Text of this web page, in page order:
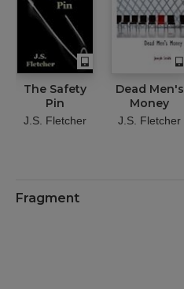
The Safety
Pin
J.S. Fletcher
Dead Men's
Money
J.S. Fletcher
Fragment